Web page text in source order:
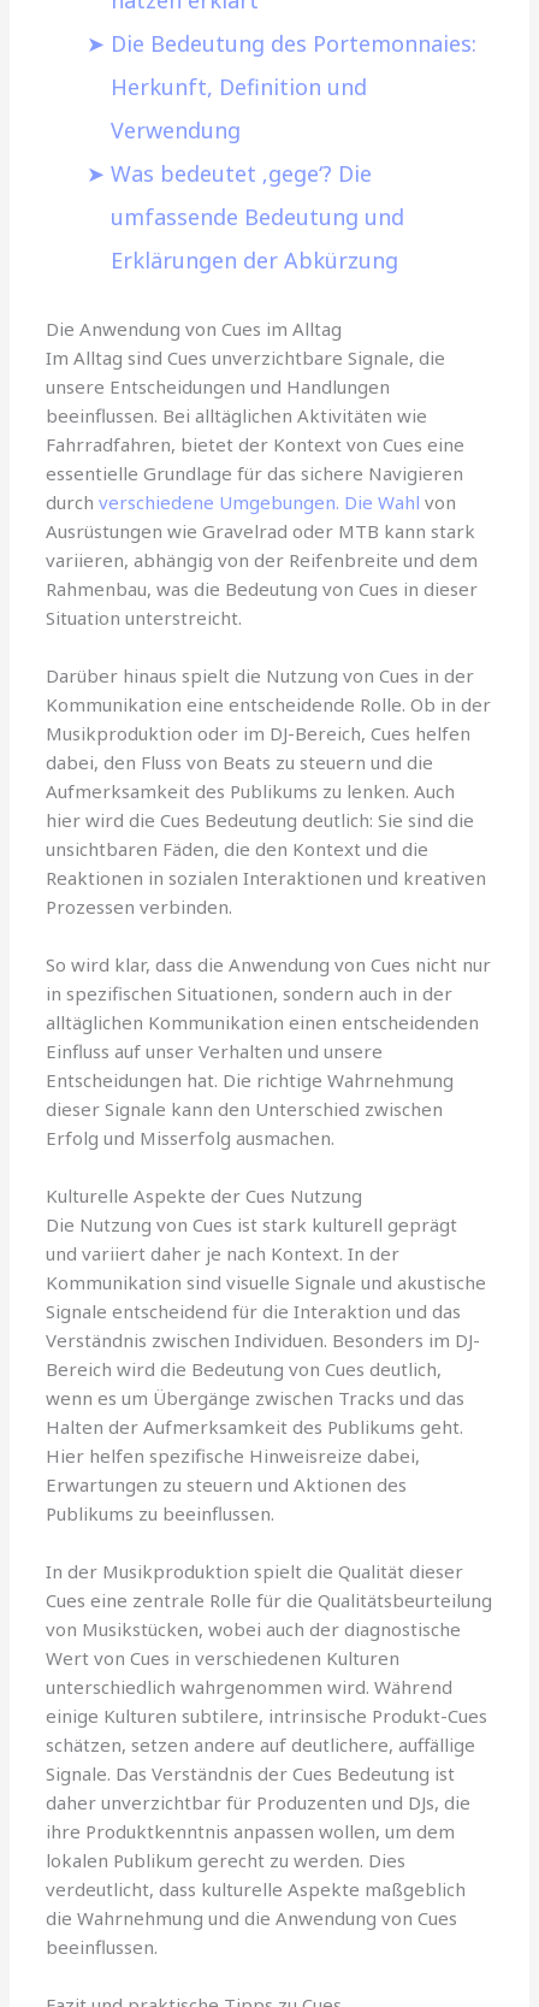
Die Bedeutung des Portemonnaies:
Herkunft, Definition und
Verwendung
Was bedeutet ‚gege‘? Die
umfassende Bedeutung und
Erklärungen der Abkürzung
Die Anwendung von Cues im Alltag
Im Alltag sind Cues unverzichtbare Signale, die
unsere Entscheidungen und Handlungen
beeinflussen. Bei alltäglichen Aktivitäten wie
Fahrradfahren, bietet der Kontext von Cues eine
essentielle Grundlage für das sichere Navigieren
durchverschiedene Umgebungen. Die Wahl von
Ausrüstungen wie Gravelrad oder MTB kann stark
variieren, abhängig von der Reifenbreite und dem
Rahmenbau, was die Bedeutung von Cues in dieser
Situation unterstreicht.
Darüber hinaus spielt die Nutzung von Cues in der
Kommunikation eine entscheidende Rolle. Ob in der
Musikproduktion oder im DJ-Bereich, Cues helfen
dabei, den Fluss von Beats zu steuern und die
Aufmerksamkeit des Publikums zu lenken. Auch
hier wird die Cues Bedeutung deutlich: Sie sind die
unsichtbaren Fäden, die den Kontext und die
Reaktionen in sozialen Interaktionen und kreativen
Prozessen verbinden.
So wird klar, dass die Anwendung von Cues nicht nur
in spezifischen Situationen, sondern auch in der
alltäglichen Kommunikation einen entscheidenden
Einfluss auf unser Verhalten und unsere
Entscheidungen hat. Die richtige Wahrnehmung
dieser Signale kann den Unterschied zwischen
Erfolg und Misserfolg ausmachen.
Kulturelle Aspekte der Cues Nutzung
Die Nutzung von Cues ist stark kulturell geprägt
und variiert daher je nach Kontext. In der
Kommunikation sind visuelle Signale und akustische
Signale entscheidend für die Interaktion und das
Verständnis zwischen Individuen. Besonders im DJ-
Bereich wird die Bedeutung von Cues deutlich,
wenn es um Übergänge zwischen Tracks und das
Halten der Aufmerksamkeit des Publikums geht.
Hier helfen spezifische Hinweisreize dabei,
Erwartungen zu steuern und Aktionen des
Publikums zu beeinflussen.
In der Musikproduktion spielt die Qualität dieser
Cues eine zentrale Rolle für die Qualitätsbeurteilung
von Musikstücken, wobei auch der diagnostische
Wert von Cues in verschiedenen Kulturen
unterschiedlich wahrgenommen wird. Während
einige Kulturen subtilere, intrinsische Produkt-Cues
schätzen, setzen andere auf deutlichere, auffällige
Signale. Das Verständnis der Cues Bedeutung ist
daher unverzichtbar für Produzenten und DJs, die
ihre Produktkenntnis anpassen wollen, um dem
lokalen Publikum gerecht zu werden. Dies
verdeutlicht, dass kulturelle Aspekte maßgeblich
die Wahrnehmung und die Anwendung von Cues
beeinflussen.